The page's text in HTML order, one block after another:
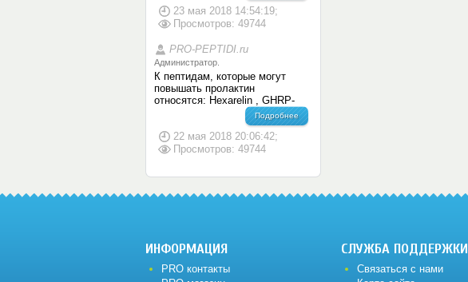
23 мая 2018 14:54:19;
Просмотров: 49744
PRO-PEPTIDI.ru
Администратор.
К пептидам, которые могут
повышать пролактин
относятся: Hexarelin , GHRP-
Подробнее
22 мая 2018 20:06:42;
Просмотров: 49744
ИНФОРМАЦИЯ
PRO контакты
СЛУЖБА ПОДДЕРЖКИ
Связаться с нами